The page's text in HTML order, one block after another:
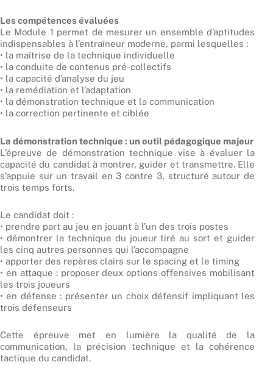
Les compétences évaluées
Le Module 1 permet de mesurer un ensemble d’aptitudes
indispensables à l’entraîneur moderne, parmi lesquelles :
• la maîtrise de la technique individuelle
• la conduite de contenus pré-collectifs
• la capacité d’analyse du jeu
• la remédiation et l’adaptation
• la démonstration technique et la communication
• la correction pertinente et ciblée
La démonstration technique : un outil pédagogique majeur
L’épreuve de démonstration technique vise à évaluer la
capacité du candidat à montrer, guider et transmettre. Elle
s’appuie sur un travail en 3 contre 3, structuré autour de
trois temps forts.
Le candidat doit :
• prendre part au jeu en jouant à l’un des trois postes
• démontrer la technique du joueur tiré au sort et guider
les cinq autres personnes qui l’accompagne
• apporter des repères clairs sur le spacing et le timing
• en attaque : proposer deux options offensives mobilisant
les trois joueurs
• en défense : présenter un choix défensif impliquant les
trois défenseurs
Cette épreuve met en lumière la qualité de la
communication, la précision technique et la cohérence
tactique du candidat.